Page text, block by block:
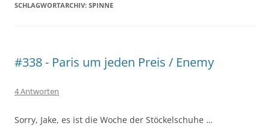
SCHLAGWORTARCHIV: SPINNE
#338 - Paris um jeden Preis / Enemy
4 Antworten
Sorry, Jake, es ist die Woche der Stöckelschuhe …